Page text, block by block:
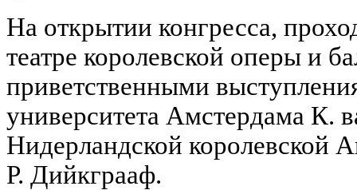
На открытии конгресса,
театре королевской оперы и
приветственными
университета Амстердама К.
Нидерландской королевской
Р. Дийкграаф.